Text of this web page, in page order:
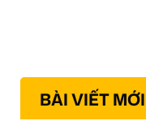
BÀI VIẾT MỚI